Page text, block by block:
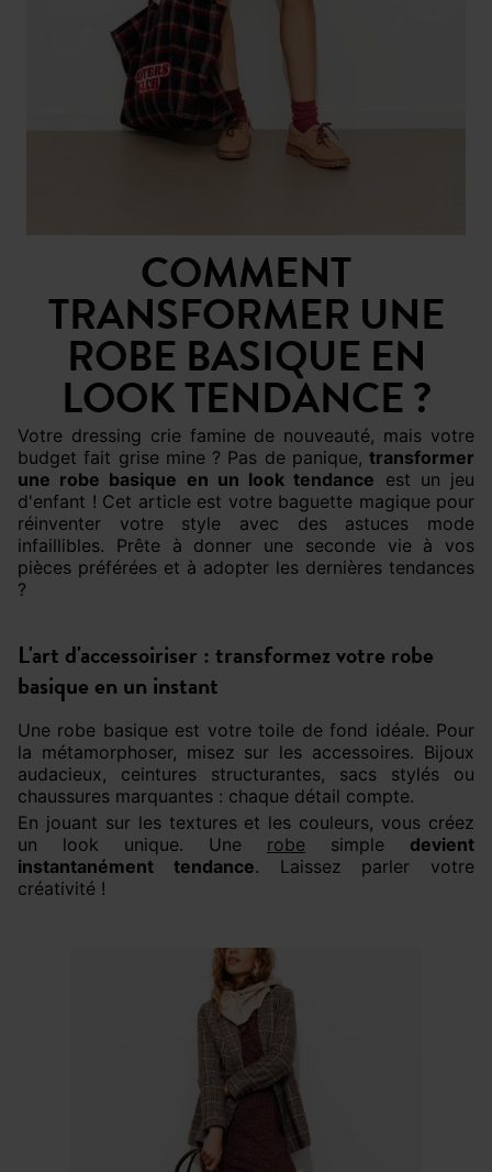
COMMENT
TRANSFORMER UNE
ROBE BASIQUE EN
LOOK TENDANCE ?
Votre dressing crie famine de nouveauté, mais votre
budget fait grise mine ? Pas de panique, transformer
une robe basique en un look tendance est un jeu
d'enfant ! Cet article est votre baguette magique pour
réinventer votre style avec des astuces mode
infaillibles. Prête à donner une seconde vie à vos
pièces préférées et à adopter les dernières tendances
?
L'art d'accessoiriser : transformez votre robe
basique en un instant
Une robe basique est votre toile de fond idéale. Pour
la métamorphoser, misez sur les accessoires. Bijoux
audacieux, ceintures structurantes, sacs stylés ou
chaussures marquantes : chaque détail compte.
En jouant sur les textures et les couleurs, vous créez
un look unique. Une robe simple devient
instantanément tendance. Laissez parler votre
créativité !